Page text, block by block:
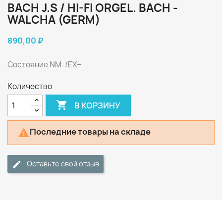
BACH J.S / HI-FI ORGEL. BACH -
WALCHA (GERM)
890,00 ₽
Состояние NM-/EX+
Количество
 В КОРЗИНУ
Последние товары на складе
Оставьте свой отзыв